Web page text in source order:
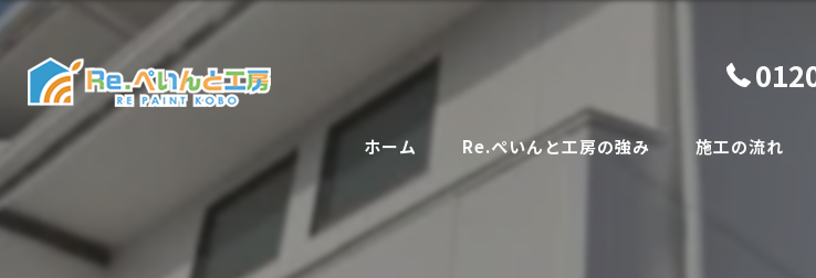
ホーム Re.ぺいんと工房の強み 施工の流れ